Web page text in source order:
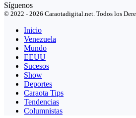
Síguenos
© 2022 - 2026 Caraotadigital.net. Todos los
Inicio
Venezuela
Mundo
EEUU
Sucesos
Show
Deportes
Caraota Tips
Tendencias
Columnistas